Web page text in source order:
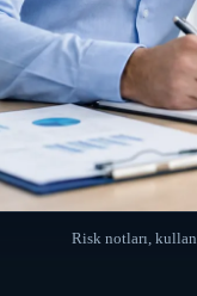
Risk notları,